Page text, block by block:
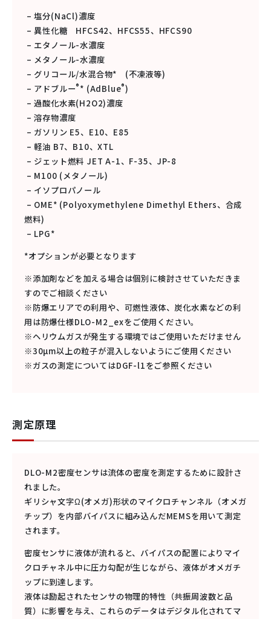
– 塩分(NaCl)濃度
– 異性化糖 HFCS42、HFCS55、HFCS90
– エタノール-水濃度
– メタノール-水濃度
– グリコール/水混合物* (不凍液等)
– アドブルー® * (AdBlue®)
– 過酸化水素(H2O2)濃度
– 溶存物濃度
– ガソリン E5、E10、E85
– 軽油 B7、B10、XTL
– ジェット燃料 JET A-1、F-35、JP-8
– M100 (メタノール)
– イソプロパノール
– OME* (Polyoxymethylene Dimethyl Ethers、合成
燃料)
– LPG*
*オプションが必要となります
※添加剤などを加える場合は個別に検討させていただきま
すのでご相談ください
※防爆エリアでの利用や、可燃性液体、炭化水素などの利
用は防爆仕様DLO-M2_exをご使用ください。
※ヘリウムガスが発生する環境ではご使用いただけません
※30µm以上の粒子が混入しないようにご使用ください
※ガスの測定についてはDGF-l1をご参照ください
測定原理
DLO-M2密度センサは流体の密度を測定するために設計さ
れました。
ギリシャ文字Ω(オメガ)形状のマイクロチャンネル（オメガ
チップ）を内部バイパスに組み込んだMEMSを用いて測定
されます。
密度センサに液体が流れると、バイパスの配置によりマイ
クロチャネル中に圧力勾配が生じながら、液体がオメガチ
ップに到達します。
液体は励起されたセンサの物理的特性（共振周波数と品
質）に影響を与え、これらのデータはデジタル化されてマ